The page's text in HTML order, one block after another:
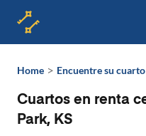
Home > Encuentre su cuarto
Cuartos en renta
Park, KS